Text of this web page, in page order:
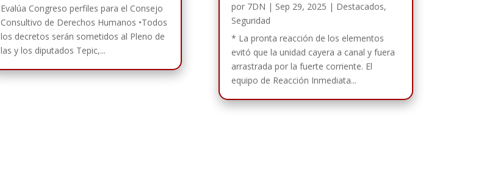
Evalúa Congreso perfiles para el Consejo
Consultivo de Derechos Humanos •Todos
los decretos serán sometidos al Pleno de
las y los diputados Tepic,...
por 7DN | Sep 29, 2025 | Destacados,
Seguridad
* La pronta reacción de los elementos
evitó que la unidad cayera a canal y fuera
arrastrada por la fuerte corriente. El
equipo de Reacción Inmediata...